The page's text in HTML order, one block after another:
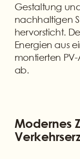
Gestaltung
nachhaltigen
hervorsticht.
Energien aus
montierten
ab.
Modernes